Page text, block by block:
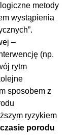
metody
wystąpienia
–
(np.
rytm
sposobem z
ryzykiem
porodu